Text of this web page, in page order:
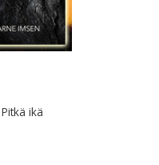
Pitkä ikä